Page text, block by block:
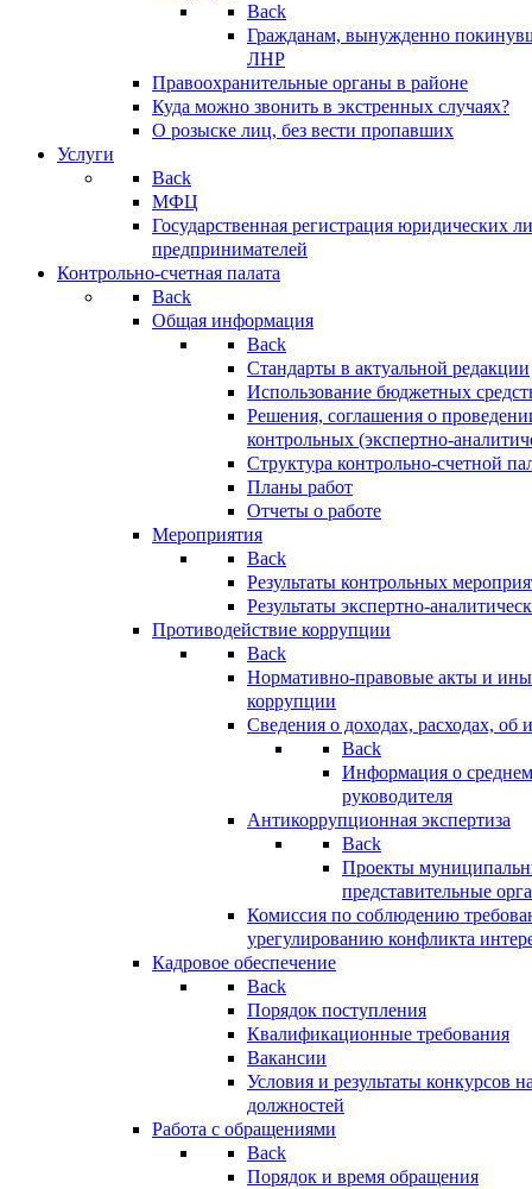
Back
Гражданам, вынужденно
ЛНР
Правоохранительные органы в районе
Куда можно звонить в экстренных случаях?
О розыске лиц, без вести пропавших
Услуги
Back
МФЦ
Государственная регистрация юридических
предпринимателей
Контрольно-счетная палата
Back
Общая информация
Back
Стандарты в актуальной редакции
Использование бюджетных
Решения, соглашения о
контрольных (экспертно-
Структура контрольно-счетной
Планы работ
Отчеты о работе
Мероприятия
Back
Результаты контрольных
Результаты экспертно-
Противодействие коррупции
Back
Нормативно-правовые акты и
коррупции
Сведения о доходах, расходах, об
Back
Информация о
руководителя
Антикоррупционная экспертиза
Back
Проекты
представительные
Комиссия по соблюдению
урегулированию конфликта
Кадровое обеспечение
Back
Порядок поступления
Квалификационные требования
Вакансии
Условия и результаты конкурсов
должностей
Работа с обращениями
Back
Порядок и время обращения